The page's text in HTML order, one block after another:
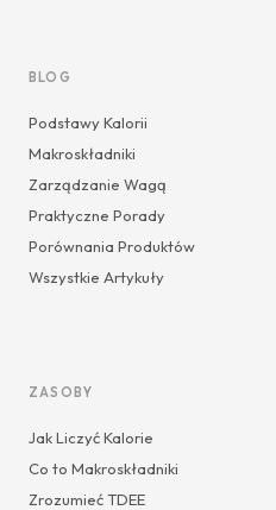
BLOG
Podstawy Kalorii
Makroskładniki
Zarządzanie Wagą
Praktyczne Porady
Porównania Produktów
Wszystkie Artykuły
ZASOBY
Jak Liczyć Kalorie
Co to Makroskładniki
Zrozumieć TDEE